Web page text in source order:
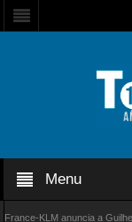
Menu
KLM anuncia a Guilhem